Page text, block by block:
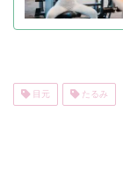
目元 たるみ